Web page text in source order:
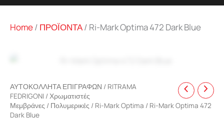
Home/ ΠΡΟΪΟΝΤΑ/ Ri-Mark Optima 472 Dark Blue
ΑΥΤΟΚΟΛΛΗΤΑ ΕΠΙΓΡΑΦΩΝ / RITRAMA
FEDRIGONI /Χρωματιστές
Μεμβράνες / Πολυμερικές / Ri-Mark Optima / Ri-Mark Optima 472
Dark Blue